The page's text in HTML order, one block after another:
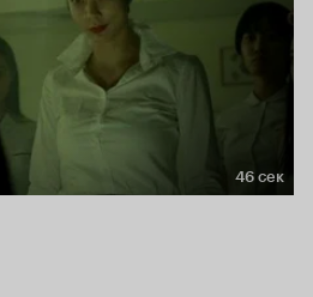
46 сек